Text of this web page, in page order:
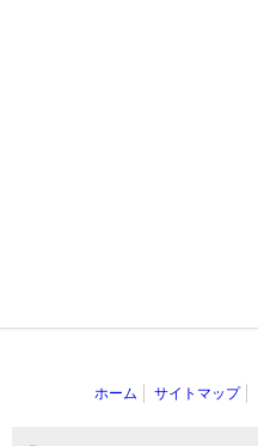
ホーム サイトマップ